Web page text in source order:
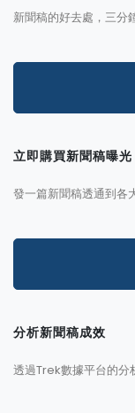
新聞稿的好去處，三分
立即購買新聞稿曝光
發一篇新聞稿透通到各
分析新聞稿成效
透過Trek數據平台的分